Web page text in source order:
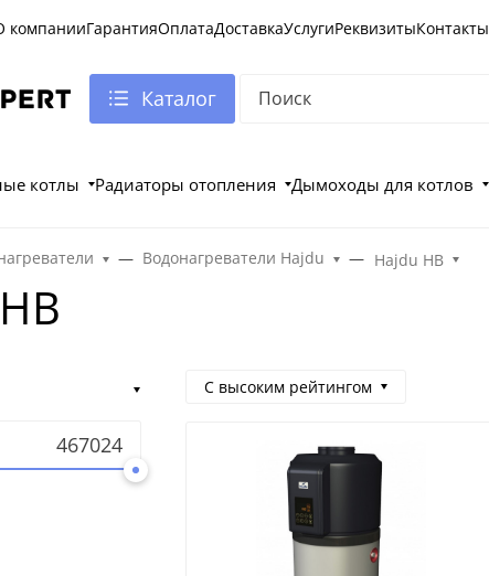
компанииГарантияОплатаДоставкаУслугиРеквизитыКонтакты
Каталог
котлы Радиаторы отопления Дымоходы для котлов
Водонагреватели Hajdu Hajdu HB
С высоким рейтингом